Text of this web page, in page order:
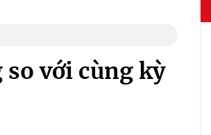
so với cùng kỳ